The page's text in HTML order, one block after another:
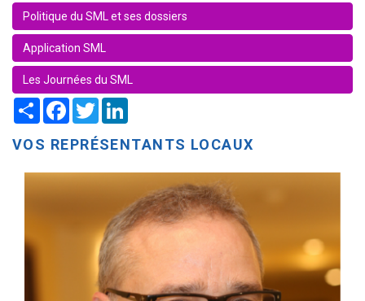
Politique du SML et ses dossiers
Application SML
Les Journées du SML
Share FacebookTwitter
VOS REPRÉSENTANTS LOCAUX